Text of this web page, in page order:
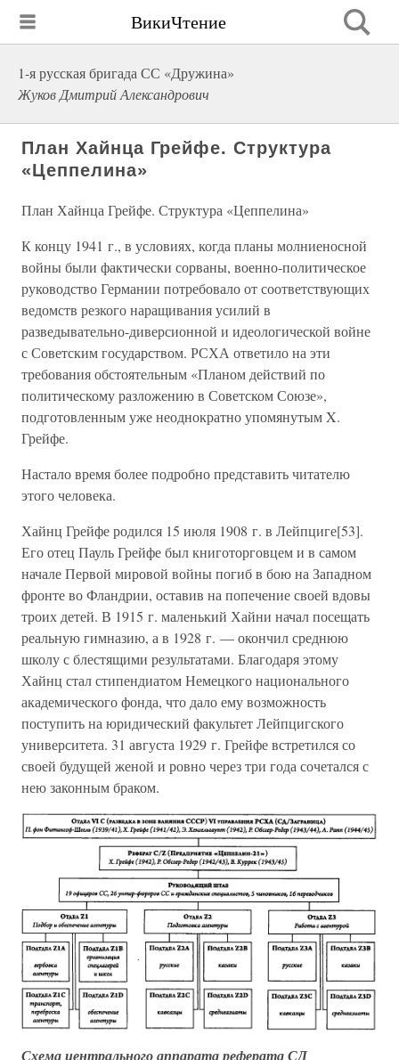
ВикиЧтение
1-я русская бригада СС «Дружина»
Жуков Дмитрий Александрович
План Хайнца Грейфе. Структура
«Цеппелина»
План Хайнца Грейфе. Структура «Цеппелина»
К концу 1941 г., в условиях, когда планы молниеносной
войны были фактически сорваны, военно-политическое
руководство Германии потребовало от соответствующих
ведомств резкого наращивания усилий в
разведывательно-диверсионной и идеологической войне
с Советским государством. РСХА ответило на эти
требования обстоятельным «Планом действий по
политическому разложению в Советском Союзе»,
подготовленным уже неоднократно упомянутым X.
Грейфе.
Настало время более подробно представить читателю
этого человека.
Хайнц Грейфе родился 15 июля 1908 г. в Лейпциге[53].
Его отец Пауль Грейфе был книготорговцем и в самом
начале Первой мировой войны погиб в бою на Западном
фронте во Фландрии, оставив на попечение своей вдовы
троих детей. В 1915 г. маленький Хайни начал посещать
реальную гимназию, а в 1928 г. — окончил среднюю
школу с блестящими результатами. Благодаря этому
Хайнц стал стипендиатом Немецкого национального
академического фонда, что дало ему возможность
поступить на юридический факультет Лейпцигского
университета. 31 августа 1929 г. Грейфе встретился со
своей будущей женой и ровно через три года сочетался с
нею законным браком.
Схема центрального аппарата реферата СД